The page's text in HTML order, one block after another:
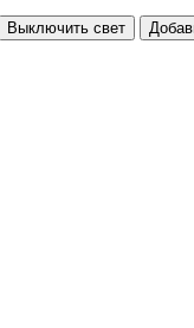
Выключить свет